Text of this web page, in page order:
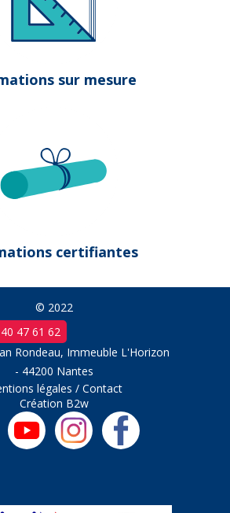
sur mesure
certifiantes
© 2022
47 61 62
Rondeau, Immeuble L'Horizon
- 44200 Nantes
légales / Contact
Création B2w